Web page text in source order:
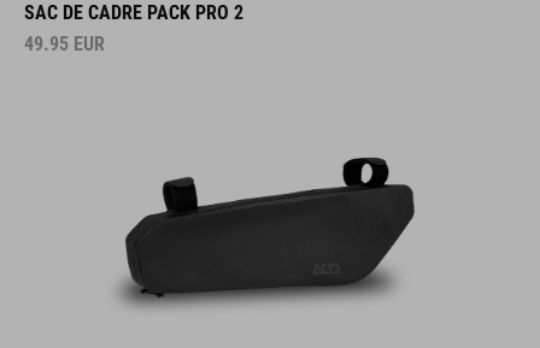
SAC DE CADRE PACK PRO 2
49.95 EUR